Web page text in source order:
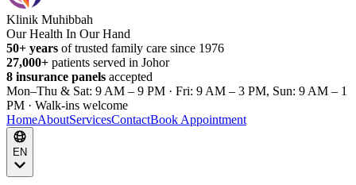
Klinik Muhibbah
Our Health In Our Hand
50+ years of trusted family care since 1976
27,000+ patients served in Johor
8 insurance panels accepted
Mon–Thu & Sat: 9 AM – 9 PM · Fri: 9 AM – 3 PM, Sun: 9 AM – 1
PM · Walk-ins welcome
HomeAboutServicesContactBook Appointment
EN